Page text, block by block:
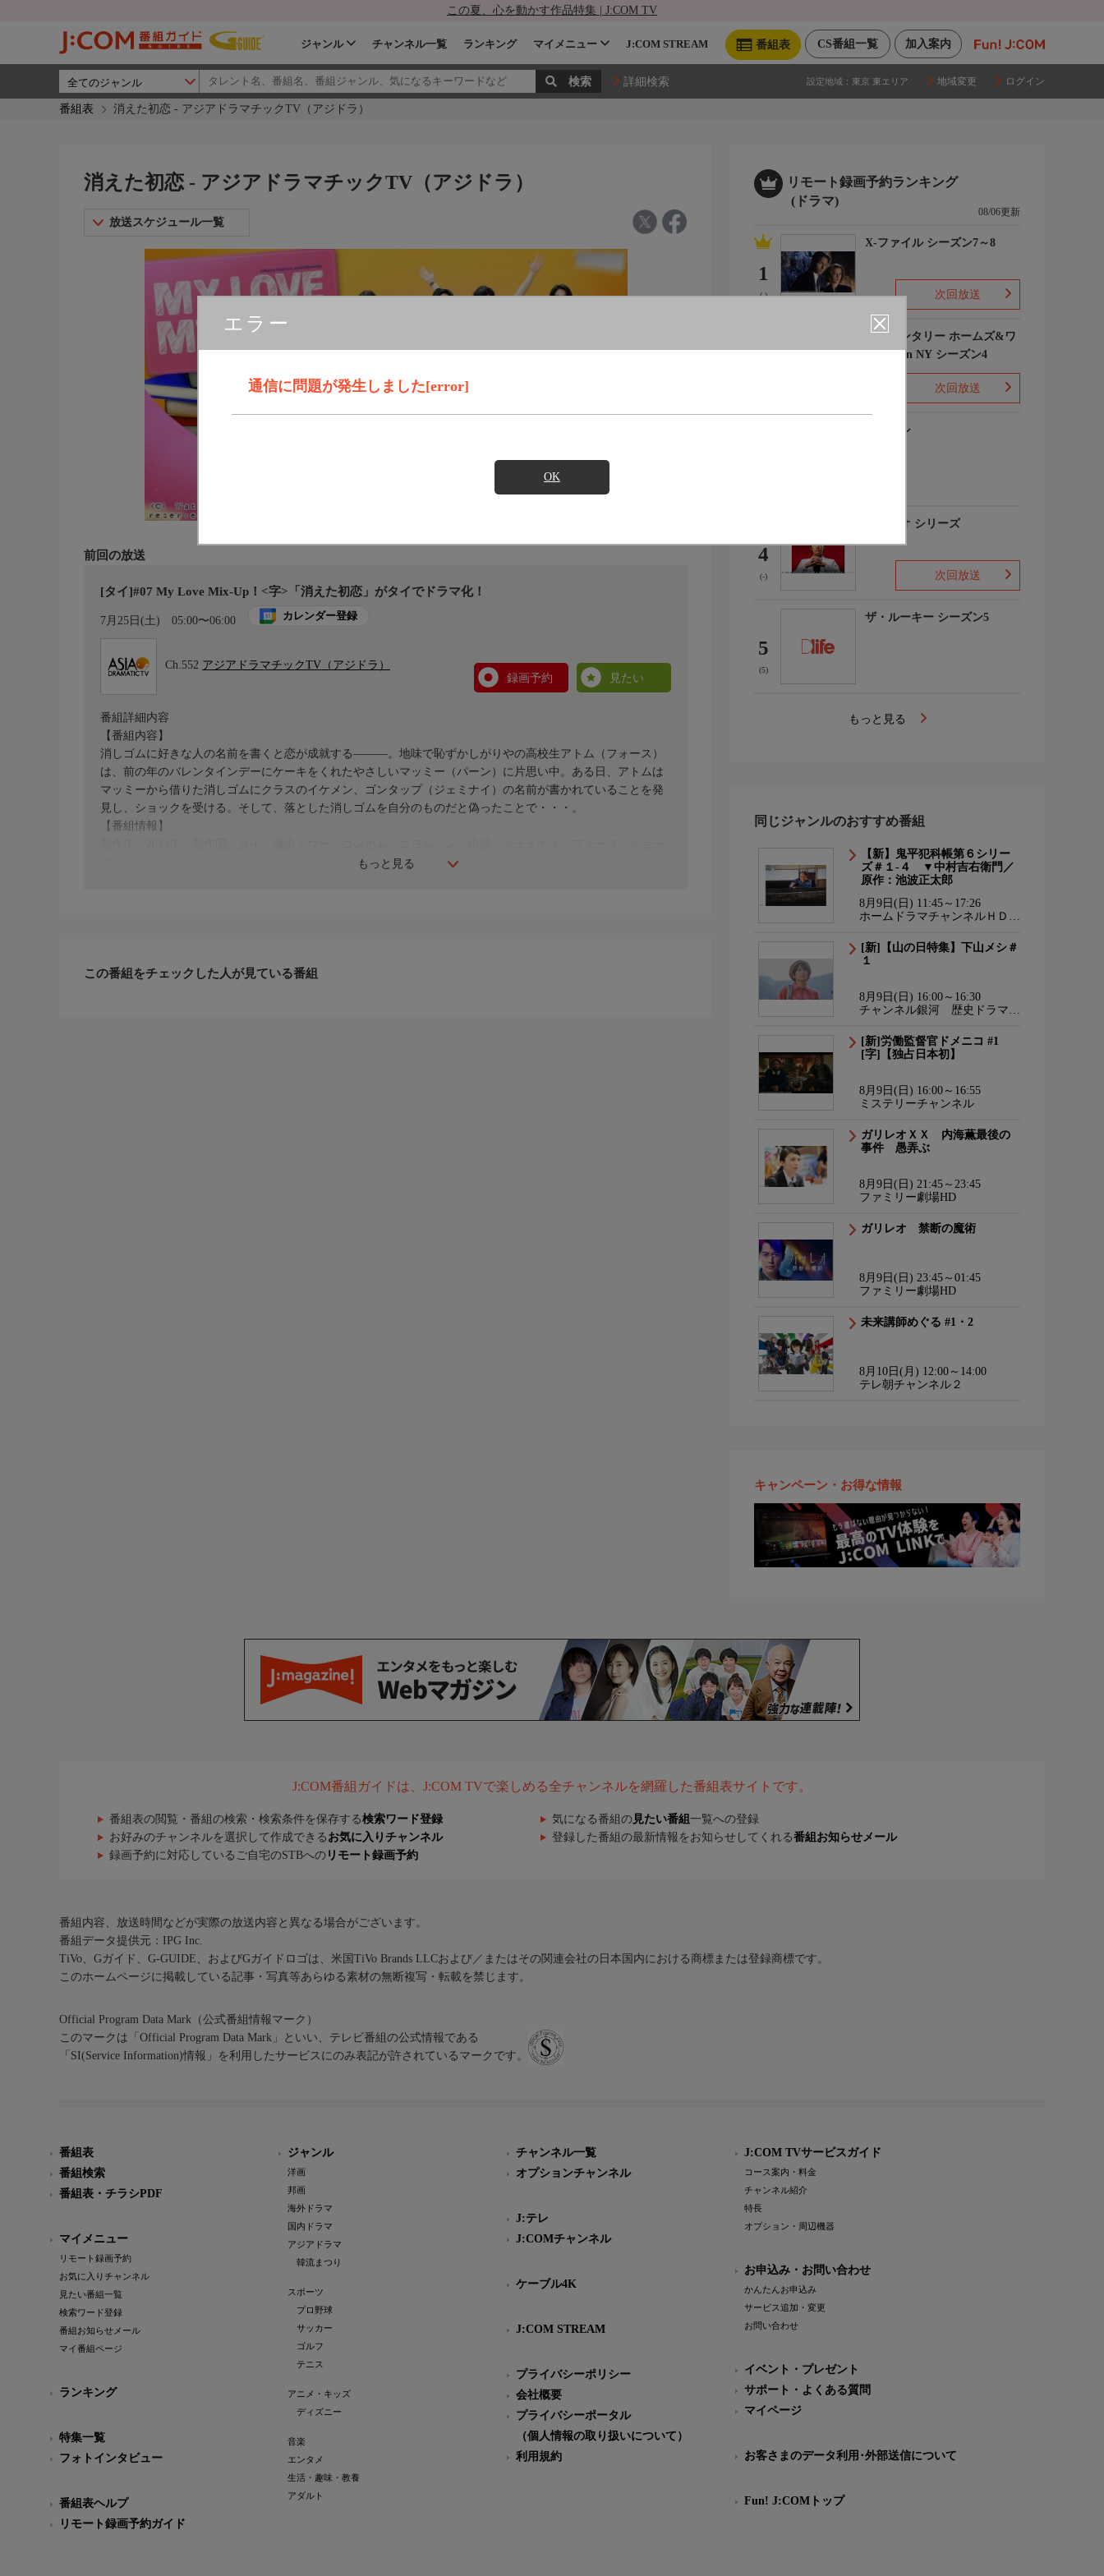
この夏、心を動かす作品特集 | J:COM TV
加入案内
CS番組一覧
番組表
ジャンル チャンネル一覧 ランキング マイメニュー J:COM STREAM
詳細検索 設定地域： 東京 東エリア 地域変更 ログイン
番組表 消えた初恋 - アジアドラマチックTV（アジドラ）
エラー
通信に問題が発生しました[error]
OK
消えた初恋 - アジアドラマチックTV（アジドラ）
放送スケジュール一覧
前回の放送
[タイ]#07 My Love Mix-Up！<字>「消えた初恋」がタイでドラマ化！
7月25日(土) 05:00〜06:00 カレンダー登録
Ch.552 アジアドラマチックTV（アジドラ）
録画予約
見たい
もっと見る
番組詳細内容
【番組内容】
消しゴムに好きな人の名前を書くと恋が成就する―――。地味で恥ずかしがりやの高校生アトム（フォース）
は、前の年のバレンタインデーにケーキをくれたやさしいマッミー（パーン）に片思い中。ある日、アトムは
マッミーから借りた消しゴムにクラスのイケメン、ゴンタップ（ジェミナイ）の名前が書かれていることを発
見し、ショックを受ける。そして、落とした消しゴムを自分のものだと偽ったことで・・・。
【番組情報】
この番組をチェックした人が見ている番組
リモート録画予約ランキング
(ドラマ)
08/06更新
1
(-)
X-ファイル シーズン7～8
次回放送
エレメンタリー ホームズ&ワ
トソン in NY シーズン4
次回放送
下山メシ
4
(-)
ガリレオ シリーズ
次回放送
5
(5)
ザ・ルーキー シーズン5
もっと見る
同じジャンルのおすすめ番組
【新】鬼平犯科帳第６シリー
ズ＃１-４ ▼中村吉右衛門／
原作：池波正太郎
8月9日(日) 11:45～17:26
ホームドラマチャンネルＨＤ
[新]【山の日特集】下山メシ＃
１
8月9日(日) 16:00～16:30
チャンネル銀河 歴史ドラマ・
[新]労働監督官ドメニコ #1
[字]【独占日本初】
8月9日(日) 16:00～16:55
ミステリーチャンネル
ガリレオＸＸ 内海薫最後の
事件 愚弄ぶ
8月9日(日) 21:45～23:45
ファミリー劇場HD
ガリレオ 禁断の魔術
8月9日(日) 23:45～01:45
ファミリー劇場HD
未来講師めぐる #1・2
8月10日(月) 12:00～14:00
テレ朝チャンネル２
キャンペーン・お得な情報
J:COM番組ガイドは、J:COM TVで楽しめる全チャンネルを網羅した番組表サイトです。
番組表の閲覧・番組の検索・検索条件を保存する検索ワード登録 気になる番組の 見たい番組 一覧への登録
お好みのチャンネルを選択して作成できる お気に入りチャンネル 登録した番組の最新情報をお知らせしてくれる番組お知らせメール
録画予約に対応しているご自宅のSTBへの リモート録画予約
番組内容、放送時間などが実際の放送内容と異なる場合がございます。
番組データ提供元：IPG Inc.
TiVo、Gガイド、G-GUIDE、およびGガイドロゴは、米国TiVo Brands LLCおよび／またはその関連会社の日本国内における商標または登録商標です。
このホームページに掲載している記事・写真等あらゆる素材の無断複写・転載を禁じます。
Official Program Data Mark（公式番組情報マーク）
このマークは「Official Program Data Mark」といい、テレビ番組の公式情報である
「SI(Service Information)情報」を利用したサービスにのみ表記が許されているマークです。
番組表
番組検索
番組表・チラシPDF
マイメニュー
リモート録画予約
お気に入りチャンネル
見たい番組一覧
検索ワード登録
番組お知らせメール
マイ番組ページ
ランキング
特集一覧
フォトインタビュー
番組表ヘルプ
リモート録画予約ガイド
ジャンル
洋画
邦画
海外ドラマ
国内ドラマ
アジアドラマ
韓流まつり
スポーツ
プロ野球
サッカー
ゴルフ
テニス
アニメ・キッズ
ディズニー
音楽
エンタメ
生活・趣味・教養
アダルト
チャンネル一覧
オプションチャンネル
J:テレ
J:COMチャンネル
ケーブル4K
J:COM STREAM
プライバシーポリシー
会社概要
プライバシーポータル
（個人情報の取り扱いについて）
利用規約
J:COM TVサービスガイド
コース案内・料金
チャンネル紹介
特長
オプション・周辺機器
お申込み・お問い合わせ
かんたんお申込み
サービス追加・変更
お問い合わせ
イベント・プレゼント
サポート・よくある質問
マイページ
お客さまのデータ利用･外部送信について
Fun! J:COMトップ